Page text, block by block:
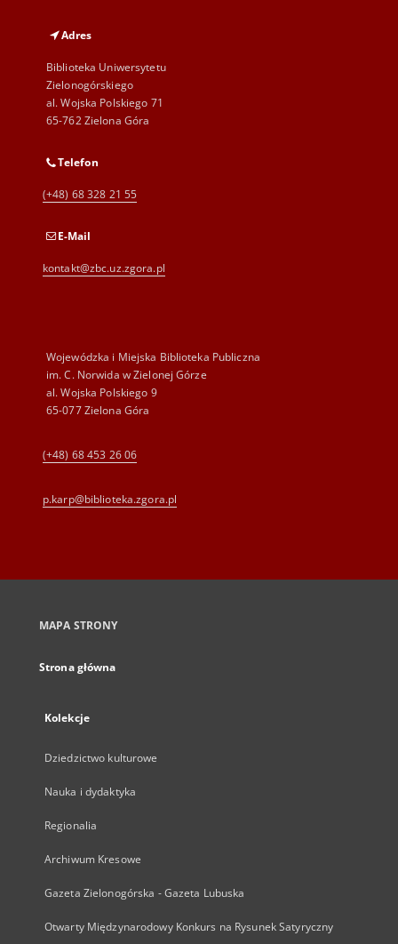
Adres
Biblioteka Uniwersytetu
Zielonogórskiego
al. Wojska Polskiego 71
65-762 Zielona Góra
Telefon
(+48) 68 328 21 55
E-Mail
kontakt@zbc.uz.zgora.pl
Wojewódzka i Miejska Biblioteka Publiczna
im. C. Norwida w Zielonej Górze
al. Wojska Polskiego 9
65-077 Zielona Góra
(+48) 68 453 26 06
p.karp@biblioteka.zgora.pl
MAPA STRONY
Strona główna
Kolekcje
Dziedzictwo kulturowe
Nauka i dydaktyka
Regionalia
Archiwum Kresowe
Gazeta Zielonogórska - Gazeta Lubuska
Otwarty Międzynarodowy Konkurs na Rysunek Satyryczny